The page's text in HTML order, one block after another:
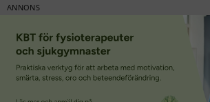
ANNONS